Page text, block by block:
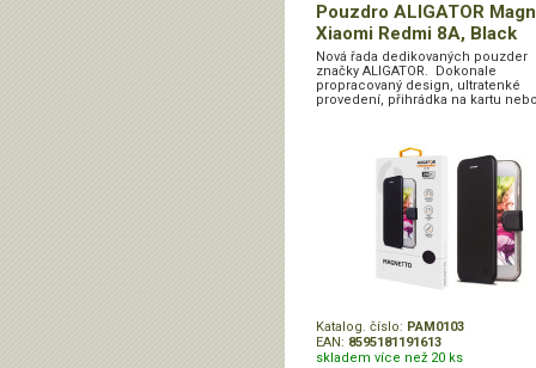
Pouzdro ALIGATOR
Xiaomi Redmi 8A, Black
Nová řada dedikovaných pouzder
značky ALIGATOR. Dokonale
propracovaný design, ultratenké
provedení, přihrádka na kartu
Katalog. číslo: PAM0103
EAN: 8595181191613
skladem více než 20 ks